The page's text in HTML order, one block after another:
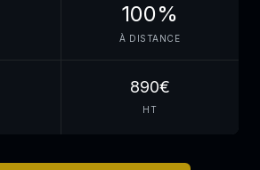
100%
À DISTANCE
890€
HT